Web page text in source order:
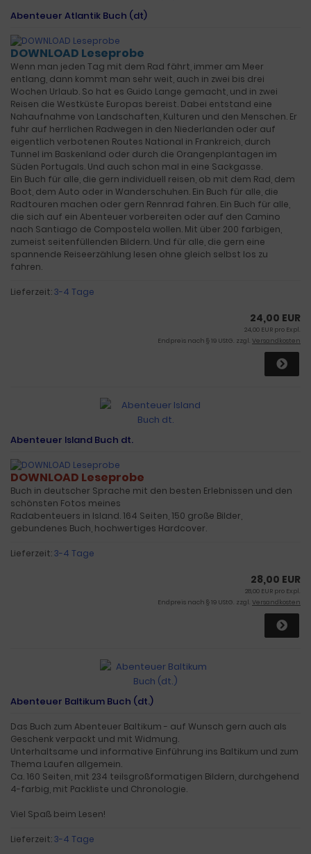
Abenteuer Atlantik Buch (dt)
DOWNLOAD Leseprobe
Wenn man jeden Tag mit dem Rad fährt, immer am Meer
entlang, dann kommt man sehr weit, auch in zwei bis drei
Wochen Urlaub. So hat es Guido Lange gemacht, und in zwei
Reisen die Westküste Europas bereist. Dabei entstand eine
Nahaufnahme von Landschaften, Kulturen und den Menschen. Er
fuhr auf herrlichen Radwegen in den Niederlanden oder auf
eigentlich verbotenen Routes National in Frankreich, durch
Tunnel im Baskenland oder durch die Orangenplantagen im
Süden Portugals. Und auch schon mal in eine Sackgasse.
Ein Buch für alle, die gern individuell reisen, ob mit dem Rad, dem
Boot, dem Auto oder in Wanderschuhen. Ein Buch für alle, die
Radtouren machen oder gern Rennrad fahren. Ein Buch für alle,
die sich auf ein Abenteuer vorbereiten oder auf den Camino
nach Santiago de Compostela wollen. Mit über 200 farbigen,
zumeist seitenfüllenden Bildern. Und für alle, die gern eine
spannende Reiseerzählung lesen ohne gleich selbst los zu
fahren.
Lieferzeit:3-4 Tage
24,00 EUR
24,00 EUR pro Expl.
Endpreis nach § 19 UStG. zzgl. Versandkosten
Abenteuer Island Buch dt.
DOWNLOAD Leseprobe
Buch in deutscher Sprache mit den besten Erlebnissen und den
schönsten Fotos meines
Radabenteuers in Island. 164 Seiten, 150 große Bilder,
gebundenes Buch, hochwertiges Hardcover.
Lieferzeit:3-4 Tage
28,00 EUR
28,00 EUR pro Expl.
Endpreis nach § 19 UStG. zzgl. Versandkosten
Abenteuer Baltikum Buch (dt.)
Das Buch zum Abenteuer Baltikum - auf Wunsch gern auch als
Geschenk verpackt und mit Widmung.
Unterhaltsame und informative Einführung ins Baltikum und zum
Thema Laufen allgemein.
Ca. 160 Seiten, mit 234 teilsgroßformatigen Bildern, durchgehend
4-farbig, mit Packliste und Chronologie.
Viel Spaß beim Lesen!
Lieferzeit:3-4 Tage